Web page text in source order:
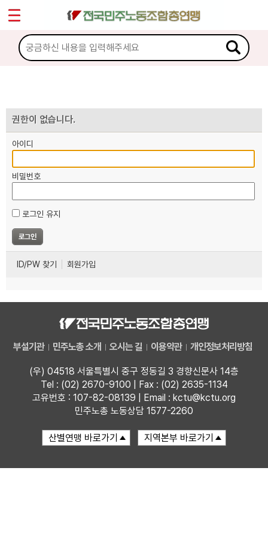
권한이 없습니다.
아이디
비밀번호
로그인 유지
ID/PW 찾기 회원가입
부설기관 민주노총 소개 오시는 길 이용약관 개인정보처리방침
(우) 04518 서울특별시 중구 정동길 3 경향신문사 14층
Tel : (02) 2670-9100 | Fax : (02) 2635-1134
고유번호 : 107-82-08139 | Email : kctu@kctu.org
민주노총 노동상담 1577-2260
마이페이지
소개
노동상담
자료
부설기관
업무